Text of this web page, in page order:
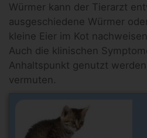
Würmer kann der Tierarzt
ausgeschiedene Würmer
kleine Eier im Kot
Auch die klinischen
Anhaltspunkt genutzt
vermuten.